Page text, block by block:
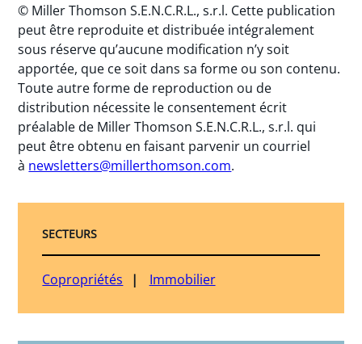
© Miller Thomson S.E.N.C.R.L., s.r.l. Cette publication
peut être reproduite et distribuée intégralement
sous réserve qu’aucune modification n’y soit
apportée, que ce soit dans sa forme ou son contenu.
Toute autre forme de reproduction ou de
distribution nécessite le consentement écrit
préalable de Miller Thomson S.E.N.C.R.L., s.r.l. qui
peut être obtenu en faisant parvenir un courriel
à newsletters@millerthomson.com.
SECTEURS
Copropriétés Immobilier